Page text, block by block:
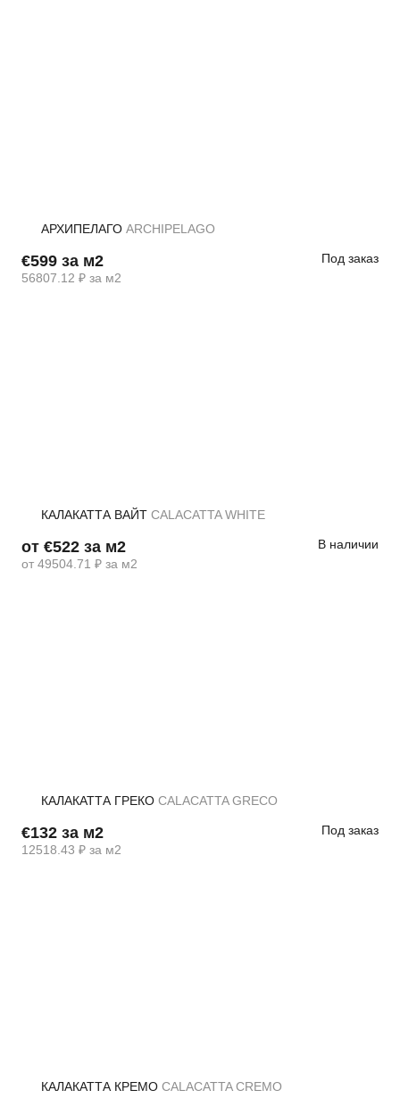
АРХИПЕЛАГО ARCHIPELAGO
€599 за м2
56807.12 ₽ за м2
Под заказ
КАЛАКАТТА ВАЙТ CALACATTA WHITE
от €522 за м2
от 49504.71 ₽ за м2
В наличии
КАЛАКАТТА ГРЕКО CALACATTA GRECO
€132 за м2
12518.43 ₽ за м2
Под заказ
КАЛАКАТТА КРЕМО CALACATTA CREMO